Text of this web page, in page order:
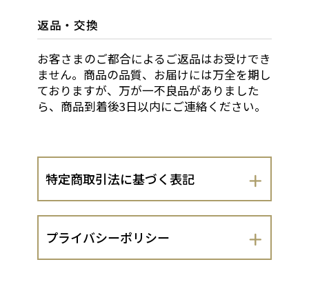
返品・交換
お客さまのご都合によるご返品はお受けでき
ません。商品の品質、お届けには万全を期し
ておりますが、万が一不良品がありました
ら、商品到着後3日以内にご連絡ください。
特定商取引法に基づく表記
会社名
プライバシーポリシー